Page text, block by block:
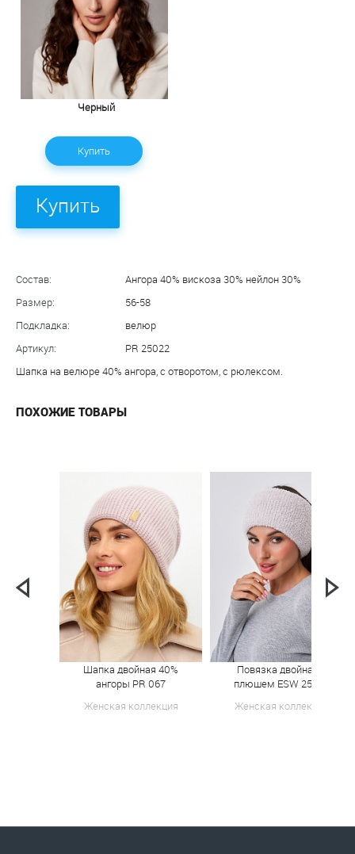
Черный
Купить
Купить
Состав:
Ангора 40% вискоза 30% нейлон 30%
Размер:
56-58
Подкладка:
велюр
Артикул:
PR 25022
Шапка на велюре 40% ангора, с отворотом, с рюлексом.
ПОХОЖИЕ ТОВАРЫ
Шапка двойная 40%
ангоры PR 067
Женская коллекция
Повязка двойная с
плюшем ESW 25558
Женская коллекция